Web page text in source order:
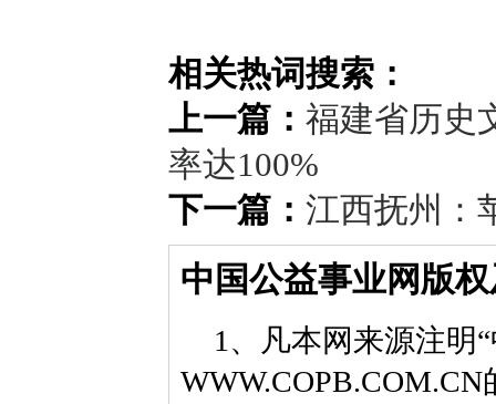
相关热词搜索：
上一篇： 福建省历史
率达100%
下一篇： 江西抚州：
中国公益事业网版
1、凡本网来源注明